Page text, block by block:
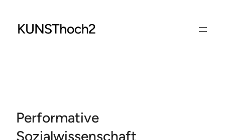
springen
Performative
Sozialwissenschaft